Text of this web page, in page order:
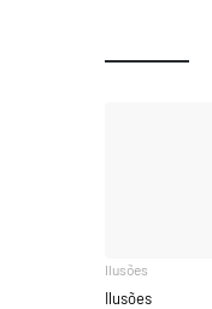
Ilusões
Ilusões